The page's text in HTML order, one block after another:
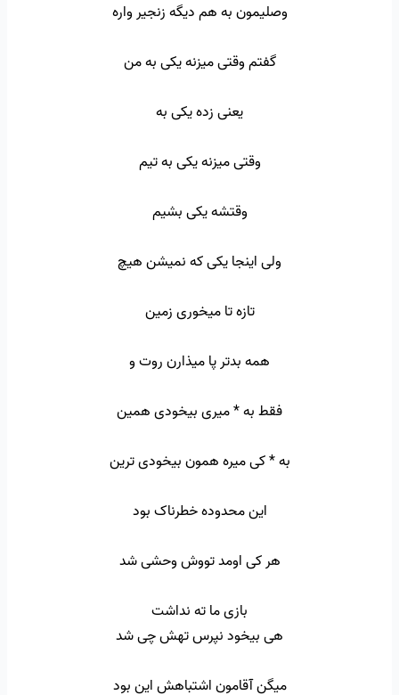
وصلیمون به هم دیگه زنجیر واره
گفتم وقتی میزنه یکی به من
یعنی زده یکی به
وقتی میزنه یکی به تیم
وقتشه یکی بشیم
ولی اینجا یکی که نمیشن هیچ
تازه تا میخوری زمین
همه بدتر پا میذارن روت و
فقط به * میری بیخودی همین
به * کی میره همون بیخودی ترین
این محدوده خطرناک بود
هر کی اومد تووش وحشی شد
بازی ما ته نداشت
هی بیخود نپرس تهش چی شد
میگن آقامون اشتباهش این بود